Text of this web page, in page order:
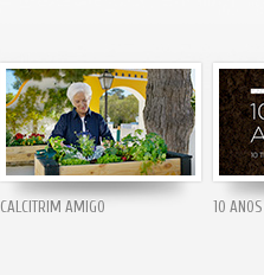
CALCITRIM AMIGO 10